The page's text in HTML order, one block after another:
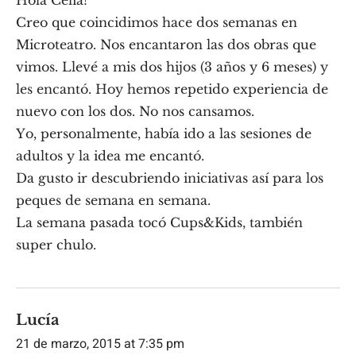
Creo que coincidimos hace dos semanas en
Microteatro. Nos encantaron las dos obras que
vimos. Llevé a mis dos hijos (3 años y 6 meses) y
les encantó. Hoy hemos repetido experiencia de
nuevo con los dos. No nos cansamos.
Yo, personalmente, había ido a las sesiones de
adultos y la idea me encantó.
Da gusto ir descubriendo iniciativas así para los
peques de semana en semana.
La semana pasada tocó Cups&Kids, también
super chulo.
Lucía
21 de marzo, 2015 at 7:35 pm